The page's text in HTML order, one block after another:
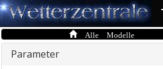
Alle Modelle
Parameter